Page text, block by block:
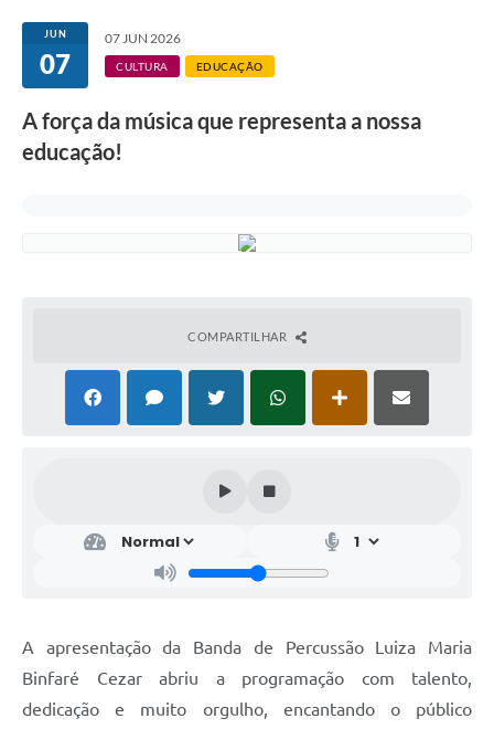
JUN
07
07 JUN 2026
CULTURA EDUCAÇÃO
A força da música que representa a nossa
educação!
COMPARTILHAR
A apresentação da Banda de Percussão Luiza Maria
Binfaré Cezar abriu a programação com talento,
dedicação e muito orgulho, encantando o público